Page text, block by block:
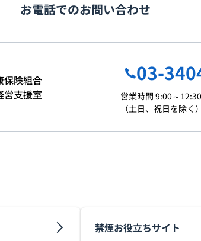
お電話でのお問い合わせ
保険組合
支援室
03-
営業時間 9:00～
（土日、祝日を除く）
禁煙お役立ちサイト